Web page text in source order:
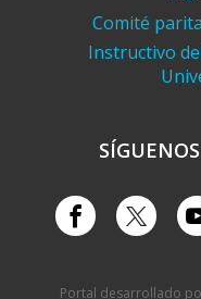
Comité
Instructivo
Portal desarrollado